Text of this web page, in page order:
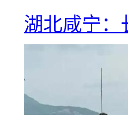
湖北咸宁：